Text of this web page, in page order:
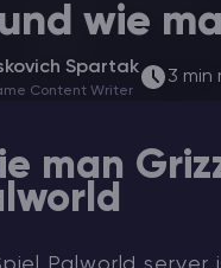
wie
Spartak
Content Writer
3 min
man